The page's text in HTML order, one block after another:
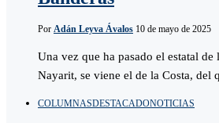
Por Adán Leyva Ávalos 10 de mayo de 2025
Una vez que ha pasado el estatal de
Nayarit, se viene el de la Costa, del
COLUMNASDESTACADONOTICIAS